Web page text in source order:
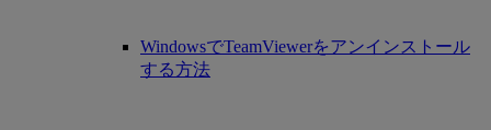
WindowsでTeamViewerをアンインストール
する方法